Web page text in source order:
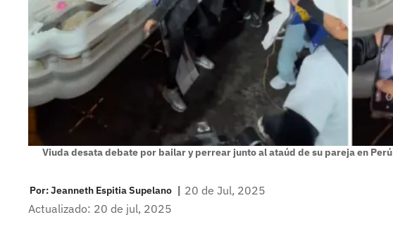
Viuda desata debate por bailar y perrear junto al ataúd de su pareja en Perú
Por:Jeanneth Espitia Supelano | 20 de Jul, 2025
Actualizado: 20 de jul, 2025